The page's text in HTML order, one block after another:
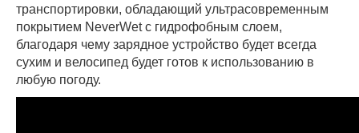
транспортировки, обладающий ультрасовременным
покрытием NeverWet с гидрофобным слоем,
благодаря чему зарядное устройство будет всегда
сухим и велосипед будет готов к использованию в
любую погоду.